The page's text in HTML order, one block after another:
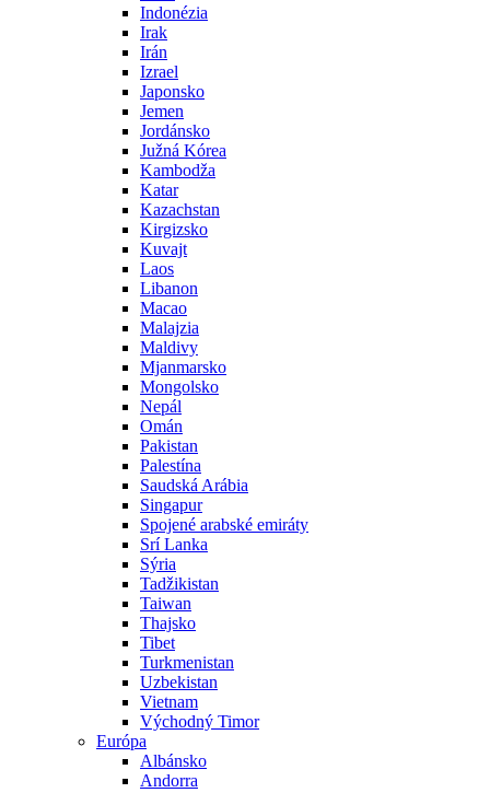
Indonézia
Irak
Irán
Izrael
Japonsko
Jemen
Jordánsko
Južná Kórea
Kambodža
Katar
Kazachstan
Kirgizsko
Kuvajt
Laos
Libanon
Macao
Malajzia
Maldivy
Mjanmarsko
Mongolsko
Nepál
Omán
Pakistan
Palestína
Saudská Arábia
Singapur
Spojené arabské emiráty
Srí Lanka
Sýria
Tadžikistan
Taiwan
Thajsko
Tibet
Turkmenistan
Uzbekistan
Vietnam
Východný Timor
Európa
Albánsko
Andorra